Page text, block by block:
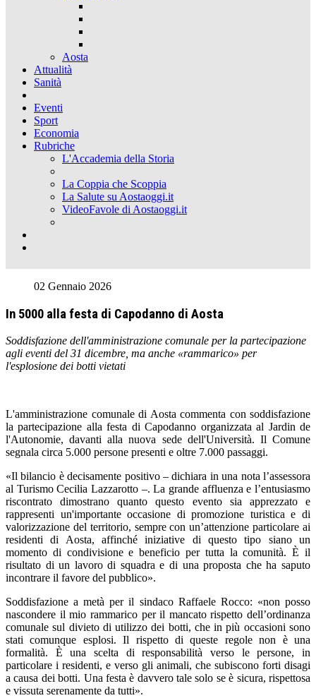
Aosta
Attualità
Sanità
Eventi
Sport
Economia
Rubriche
L'Accademia della Storia
La Coppia che Scoppia
La Salute su Aostaoggi.it
VideoFavole di Aostaoggi.it
02 Gennaio 2026
In 5000 alla festa di Capodanno di Aosta
Soddisfazione dell'amministrazione comunale per la partecipazione
agli eventi del 31 dicembre, ma anche «rammarico» per
l'esplosione dei botti vietati
L'amministrazione comunale di Aosta commenta con soddisfazione
la partecipazione alla festa di Capodanno organizzata al Jardin de
l'Autonomie, davanti alla nuova sede dell'Università. Il Comune
segnala circa 5.000 persone presenti e oltre 7.000 passaggi.
«Il bilancio è decisamente positivo – dichiara in una nota l’assessora
al Turismo Cecilia Lazzarotto –. La grande affluenza e l’entusiasmo
riscontrato dimostrano quanto questo evento sia apprezzato e
rappresenti un'importante occasione di promozione turistica e di
valorizzazione del territorio, sempre con un’attenzione particolare ai
residenti di Aosta, affinché iniziative di questo tipo siano un
momento di condivisione e beneficio per tutta la comunità. È il
risultato di un lavoro di squadra e di una proposta che ha saputo
incontrare il favore del pubblico».
Soddisfazione a metà per il sindaco Raffaele Rocco: «non posso
nascondere il mio rammarico per il mancato rispetto dell’ordinanza
comunale sul divieto di utilizzo dei botti, che in più occasioni sono
stati comunque esplosi. Il rispetto di queste regole non è una
formalità. È una scelta di responsabilità verso le persone, in
particolare i residenti, e verso gli animali, che subiscono forti disagi
a causa dei botti. Una festa è davvero tale solo se è sicura, rispettosa
e vissuta serenamente da tutti».